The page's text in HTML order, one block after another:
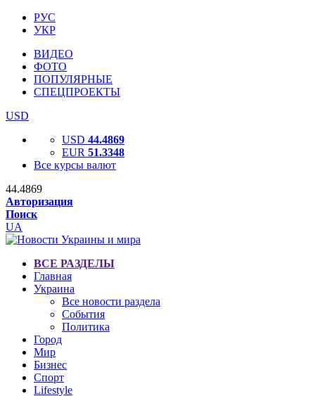
РУС
УКР
ВИДЕО
ФОТО
ПОПУЛЯРНЫЕ
СПЕЦПРОЕКТЫ
USD
USD 44.4869
EUR 51.3348
Все курсы валют
44.4869
Авторизация
Поиск
UA
ВСЕ РАЗДЕЛЫ
Главная
Украина
Все новости раздела
События
Политика
Город
Мир
Бизнес
Спорт
Lifestyle